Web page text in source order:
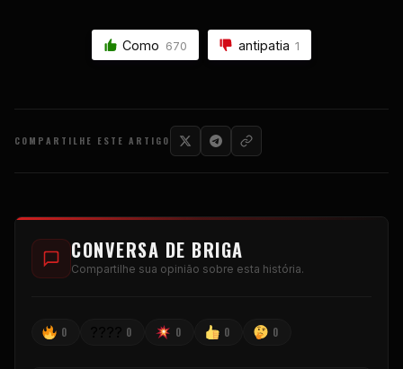
Como 670 antipatia 1
COMPARTILHE ESTE ARTIGO
CONVERSA DE BRIGA
Compartilhe sua opinião sobre esta história.
0 0 0 0 0